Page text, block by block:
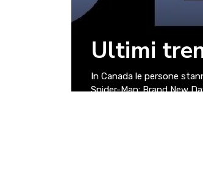
Ultimi
In Canada le persone
Spider-Man: Brand New